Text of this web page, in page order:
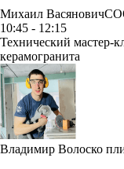
Михаил Васянович
10:45 - 12:15
Технический мастер-
керамогранита
Владимир Волоско